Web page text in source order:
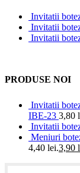
Invitatii
Invitatii
Invitatii
PRODUSE NOI
Invitatii
IBE-23 3,80
Invitatii
Meniuri
4,40 lei.3,90